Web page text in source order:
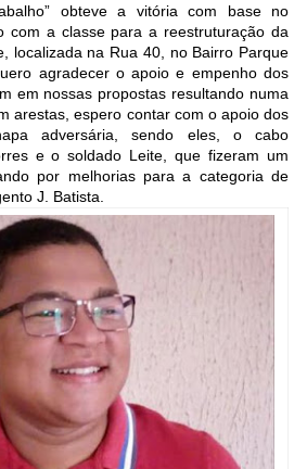
obteve a vitória com base no
com a classe para a reestruturação da
localizada na Rua 40, no Bairro Parque
agradecer o apoio e empenho dos
em nossas propostas resultando numa
arestas, espero contar com o apoio dos
adversária, sendo eles, o cabo
e o soldado Leite, que fizeram um
por melhorias para a categoria de
J. Batista.